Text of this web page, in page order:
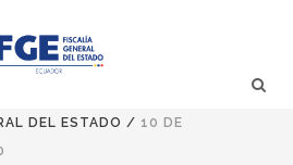
DEL ESTADO / 10 DE